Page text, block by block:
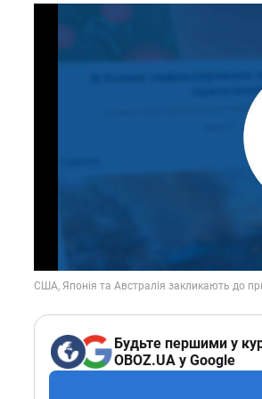
Будьте першими у
OBOZ.UA у Google